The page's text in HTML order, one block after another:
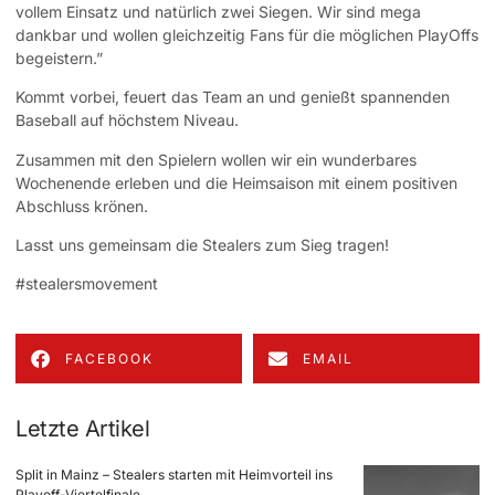
vollem Einsatz und natürlich zwei Siegen. Wir sind mega
dankbar und wollen gleichzeitig Fans für die möglichen PlayOffs
begeistern.”
Kommt vorbei, feuert das Team an und genießt spannenden
Baseball auf höchstem Niveau.
Zusammen mit den Spielern wollen wir ein wunderbares
Wochenende erleben und die Heimsaison mit einem positiven
Abschluss krönen.
Lasst uns gemeinsam die Stealers zum Sieg tragen!
#stealersmovement
FACEBOOK EMAIL
Letzte Artikel
Split in Mainz – Stealers starten mit Heimvorteil ins